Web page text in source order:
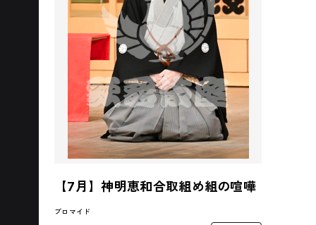
【7月】神明恵和合取組め組の喧嘩
ブロマイド